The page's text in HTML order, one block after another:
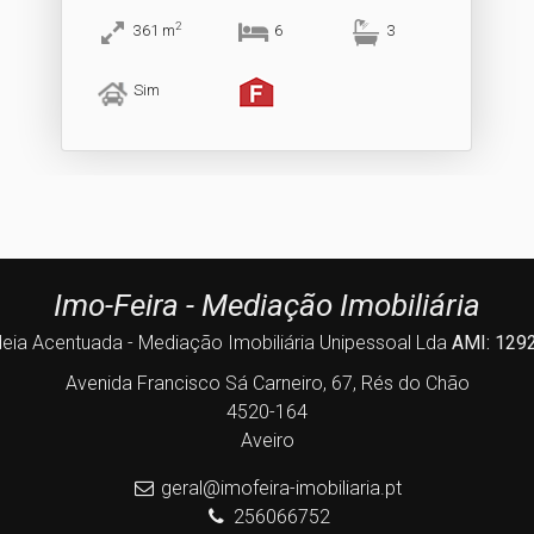
361 m2 6 3
Sim
Imo-Feira - Mediação Imobiliária
Acentuada - Mediação Imobiliária Unipessoal Lda AMI:
Avenida Francisco Sá Carneiro, 67, Rés do Chão
4520-164
Aveiro
geral@imofeira-imobiliaria.pt
256066752